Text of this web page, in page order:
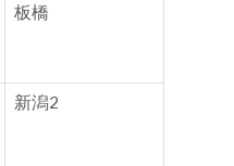
板橋
新潟2